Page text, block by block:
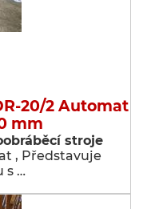
20/2 Automat
mm
stroje
, Představuje
s …